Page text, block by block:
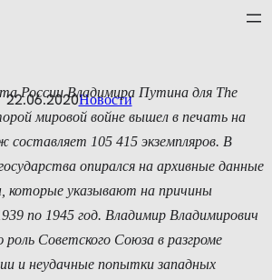
22.06.2020Новости
России Владимира Путина для The
мировой войне вышел в печать на
составляет 105 415 экземпляров. В
опирался на архивные данные
которые указывают на причины
по 1945 год. Владимир Владимирович
Советского Союза в разгроме
и неудачные попытки западных